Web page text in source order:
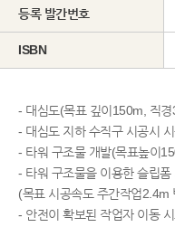
등록 발간번호
ISBN
- 대심도(목표 깊이150m, 직
- 대심도 지하 수직구 시공시
- 타워 구조물 개발(목표높이
- 타워 구조물을 이용한 슬립폼
(목표 시공속도 주간작업2.4m
- 안전이 확보된 작업자 이동